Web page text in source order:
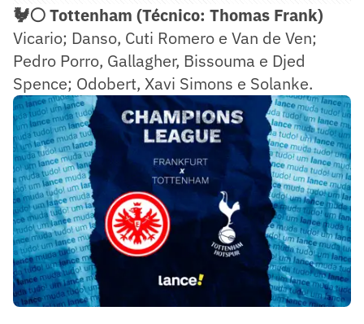
🐓⚪ Tottenham (Técnico: Thomas Frank)
Vicario; Danso, Cuti Romero e Van de Ven;
Pedro Porro, Gallagher, Bissouma e Djed
Spence; Odobert, Xavi Simons e Solanke.